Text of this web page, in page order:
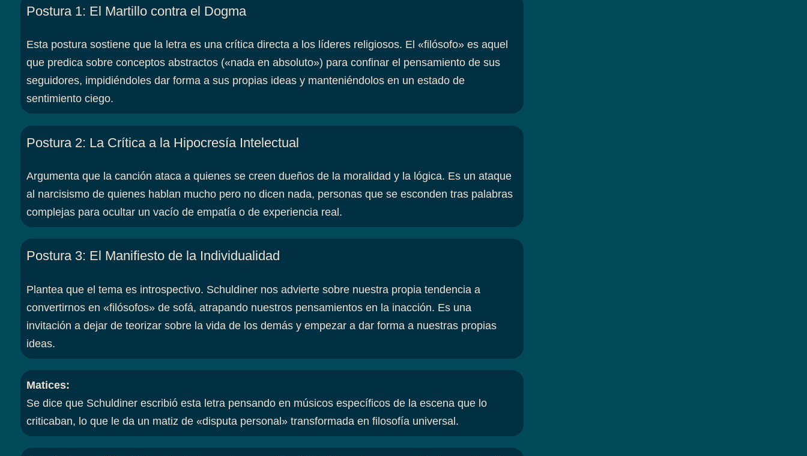
Postura 1: El Martillo contra el Dogma
Esta postura sostiene que la letra es una crítica directa a los líderes religiosos. El «filósofo» es aquel
que predica sobre conceptos abstractos («nada en absoluto») para confinar el pensamiento de sus
seguidores, impidiéndoles dar forma a sus propias ideas y manteniéndolos en un estado de
sentimiento ciego.
Postura 2: La Crítica a la Hipocresía Intelectual
Argumenta que la canción ataca a quienes se creen dueños de la moralidad y la lógica. Es un ataque
al narcisismo de quienes hablan mucho pero no dicen nada, personas que se esconden tras palabras
complejas para ocultar un vacío de empatía o de experiencia real.
Postura 3: El Manifiesto de la Individualidad
Plantea que el tema es introspectivo. Schuldiner nos advierte sobre nuestra propia tendencia a
convertirnos en «filósofos» de sofá, atrapando nuestros pensamientos en la inacción. Es una
invitación a dejar de teorizar sobre la vida de los demás y empezar a dar forma a nuestras propias
ideas.
Matices:
Se dice que Schuldiner escribió esta letra pensando en músicos específicos de la escena que lo
criticaban, lo que le da un matiz de «disputa personal» transformada en filosofía universal.